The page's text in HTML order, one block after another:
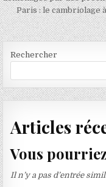
de
l’article
Paris : le cambriolage
Rechercher
Articles
Vous
Il n’y a pas d’entrée